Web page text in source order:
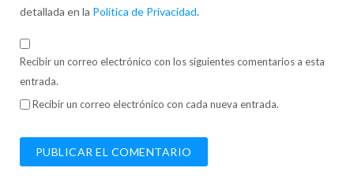
detallada en la Política de Privacidad.
Recibir un correo electrónico con los siguientes comentarios a esta
entrada.
Recibir un correo electrónico con cada nueva entrada.